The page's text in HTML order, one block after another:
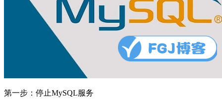
第一步：停止MySQL服务